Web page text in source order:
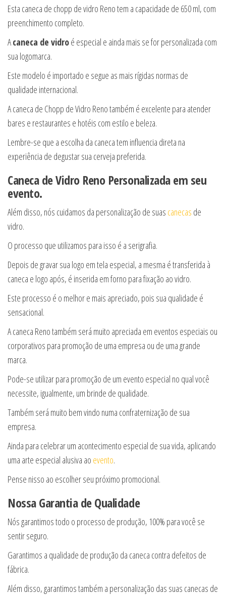
Esta caneca de chopp de vidro Reno tem a capacidade de 650 ml, com
preenchimento completo.
Acaneca de vidroé especial e ainda mais se for personalizada com
sua logomarca.
Este modelo é importado e segue as mais rígidas normas de
qualidade internacional.
A caneca de Chopp de Vidro Reno também é excelente para atender
bares e restaurantes e hotéis com estilo e beleza.
Lembre-se que a escolha da caneca tem influencia direta na
experiência de degustar sua cerveja preferida.
Caneca de Vidro Reno Personalizada em seu
evento.
Além disso, nós cuidamos da personalização de suas canecas de
vidro.
O processo que utilizamos para isso é a serigrafia.
Depois de gravar sua logo em tela especial, a mesma é transferida à
caneca e logo após, é inserida em forno para fixação ao vidro.
Este processo é o melhor e mais apreciado, pois sua qualidade é
sensacional.
A caneca Reno também será muito apreciada em eventos especiais ou
corporativos para promoção de uma empresa ou de uma grande
marca.
Pode-se utilizar para promoção de um evento especial no qual você
necessite, igualmente, um brinde de qualidade.
Também será muito bem vindo numa confraternização de sua
empresa.
Ainda para celebrar um acontecimento especial de sua vida, aplicando
uma arte especial alusiva ao evento.
Pense nisso ao escolher seu próximo promocional.
Nossa Garantia de Qualidade
Nós garantimos todo o processo de produção, 100% para você se
sentir seguro.
Garantimos a qualidade de produção da caneca contra defeitos de
fábrica.
Além disso, garantimos também a personalização das suas canecas de